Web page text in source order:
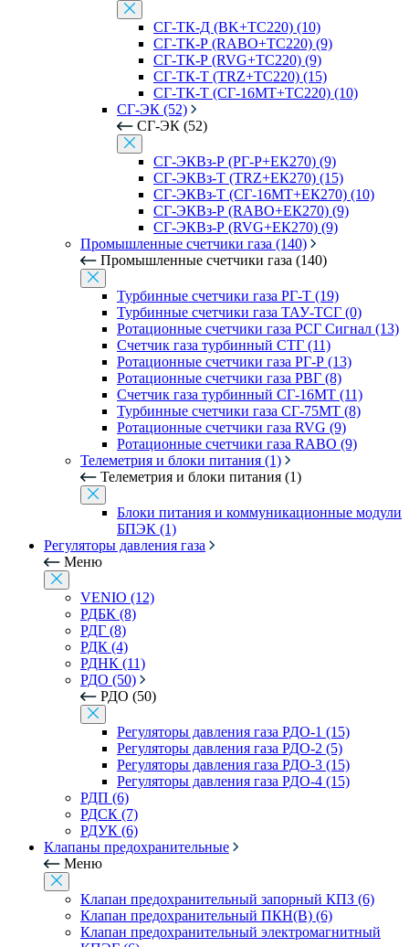
СГ-ТК-Д (BK+ТС220) (10)
СГ-ТК-Р (RABO+ТС220) (9)
СГ-ТК-Р (RVG+ТС220) (9)
СГ-ТК-Т (TRZ+ТС220) (15)
СГ-ТК-Т (СГ-16МТ+ТС220) (10)
СГ-ЭК (52)
СГ-ЭК (52)
СГ-ЭКВз-Р (РГ-Р+ЕК270) (9)
СГ-ЭКВз-Т (TRZ+ЕК270) (15)
СГ-ЭКВз-Т (СГ-16МТ+ЕК270) (10)
СГ-ЭКВз-Р (RABO+ЕК270) (9)
СГ-ЭКВз-Р (RVG+ЕК270) (9)
Промышленные счетчики газа (140)
Промышленные счетчики газа (140)
Турбинные счетчики газа РГ-Т (19)
Турбинные счетчики газа ТАУ-ТСГ (0)
Ротационные счетчики газа РСГ Сигнал (13)
Счетчик газа турбинный СТГ (11)
Ротационные счетчики газа РГ-Р (13)
Ротационные счетчики газа РВГ (8)
Счетчик газа турбинный СГ-16МТ (11)
Турбинные счетчики газа СГ-75МТ (8)
Ротационные счетчики газа RVG (9)
Ротационные счетчики газа RABO (9)
Телеметрия и блоки питания (1)
Телеметрия и блоки питания (1)
Блоки питания и коммуникационные модули
БПЭК (1)
Регуляторы давления газа
Меню
VENIO (12)
РДБК (8)
РДГ (8)
РДК (4)
РДНК (11)
РДО (50)
РДО (50)
Регуляторы давления газа РДО-1 (15)
Регуляторы давления газа РДО-2 (5)
Регуляторы давления газа РДО-3 (15)
Регуляторы давления газа РДО-4 (15)
РДП (6)
РДСК (7)
РДУК (6)
Клапаны предохранительные
Меню
Клапан предохранительный запорный КПЗ (6)
Клапан предохранительный ПКН(В) (6)
Клапан предохранительный электромагнитный